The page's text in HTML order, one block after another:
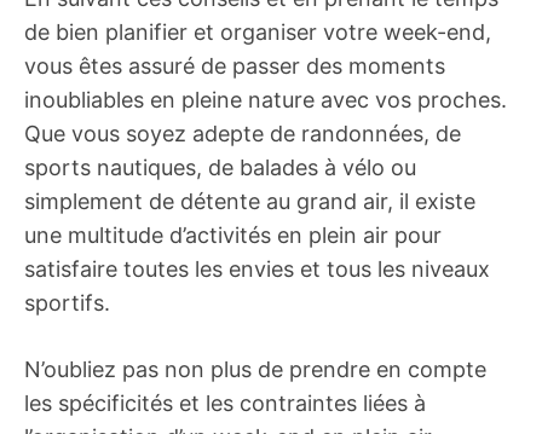
de bien planifier et organiser votre week-end,
vous êtes assuré de passer des moments
inoubliables en pleine nature avec vos proches.
Que vous soyez adepte de randonnées, de
sports nautiques, de balades à vélo ou
simplement de détente au grand air, il existe
une multitude d’activités en plein air pour
satisfaire toutes les envies et tous les niveaux
sportifs.
N’oubliez pas non plus de prendre en compte
les spécificités et les contraintes liées à